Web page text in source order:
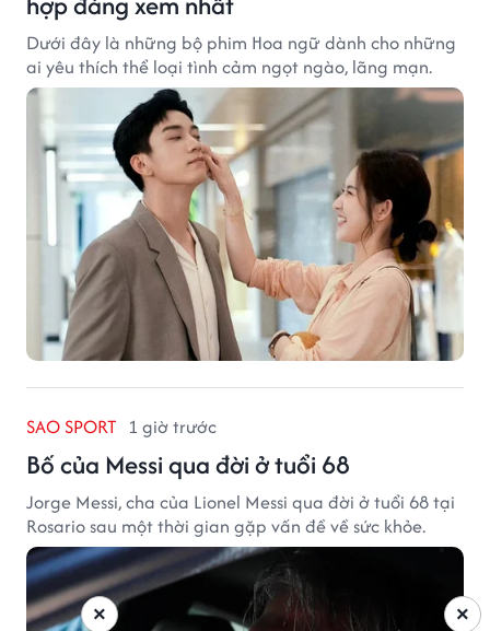
Dưới đây là những bộ phim Hoa ngữ dành cho những
ai yêu thích thể loại tình cảm ngọt ngào, lãng mạn.
SAO SPORT 1 giờ trước
Bố của Messi qua đời ở tuổi 68
Jorge Messi, cha của Lionel Messi qua đời ở tuổi 68 tại
Rosario sau một thời gian gặp vấn đề về sức khỏe.
×
×